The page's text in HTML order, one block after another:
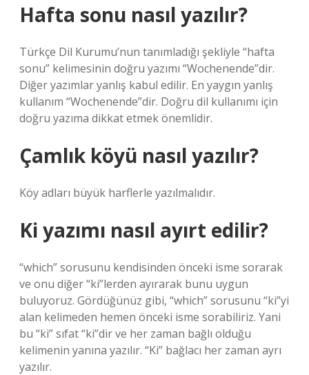
Hafta sonu nasıl yazılır?
Türkçe Dil Kurumu’nun tanımladığı şekliyle “hafta
sonu” kelimesinin doğru yazımı “Wochenende”dir.
Diğer yazımlar yanlış kabul edilir. En yaygın yanlış
kullanım “Wochenende”dir. Doğru dil kullanımı için
doğru yazıma dikkat etmek önemlidir.
Çamlık köyü nasıl yazılır?
Köy adları büyük harflerle yazılmalıdır.
Ki yazımı nasıl ayırt edilir?
“which” sorusunu kendisinden önceki isme sorarak
ve onu diğer “ki”lerden ayırarak bunu uygun
buluyoruz. Gördüğünüz gibi, “which” sorusunu “ki”yi
alan kelimeden hemen önceki isme sorabiliriz. Yani
bu “ki” sıfat “ki”dir ve her zaman bağlı olduğu
kelimenin yanına yazılır. “Ki” bağlacı her zaman ayrı
yazılır.